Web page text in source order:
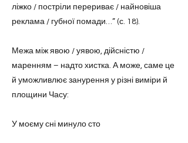
ліжко / постріли перериває / найновіша
реклама / губної помади…” (с. 18).
Межа між явою / уявою, дійсністю /
маренням – надто хистка. А може, саме це
й уможливлює занурення у різні виміри й
площини Часу:
У моєму сні минуло сто